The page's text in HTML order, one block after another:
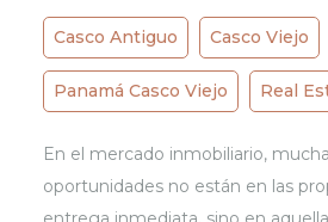
Casco Antiguo Casco Viejo
Panamá Casco Viejo Real
En el mercado inmobiliario,
oportunidades no están en las